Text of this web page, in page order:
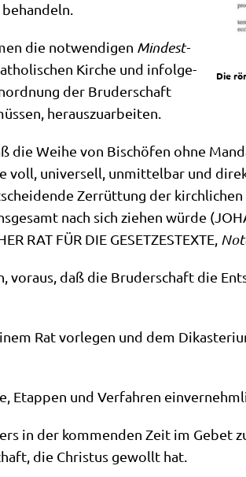
Die
die not­wen­di­gen Min­dest­
Kir­che und infol­ge­
der Bru­der­schaft
herauszuarbeiten.
die Wei­he von Bischö­fen ohne
uni­ver­sell, unmit­tel­bar und
Zer­rüt­tung der
nach sich zie­hen wür­de
RAT FÜR DIE GESETZESTEXTE,
vor­aus, daß die Bru­der­schaft die
Rat vor­le­gen und dem
Etap­pen und Ver­fah­ren
in der kom­men­den Zeit im Gebet
die Chri­stus gewollt hat.